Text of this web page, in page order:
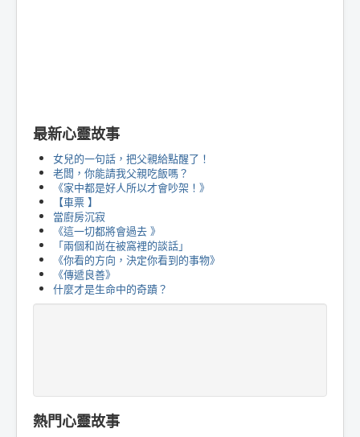
最新心靈故事
女兒的一句話，把父親給點醒了！
老闆，你能請我父親吃飯嗎？
《家中都是好人所以才會吵架！》
【車票 】
當廚房沉寂
《這一切都將會過去 》
「兩個和尚在被窩裡的談話」
《你看的方向，決定你看到的事物》
《傳遞良善》
什麼才是生命中的奇蹟？
熱門心靈故事